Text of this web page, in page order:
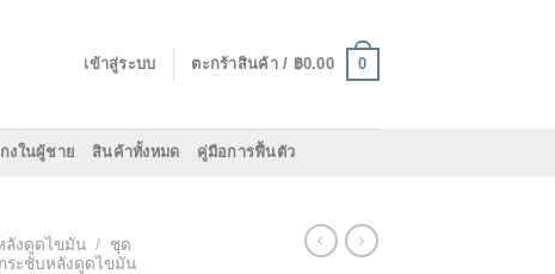
เข้าสู่ระบบ ตะกร้าสินค้า / ฿0.00 0
กงในผู้ชาย สินค้าทั้งหมด คู่มือการฟื้นตัว
ลังดูดไขมัน / ชุด
ระชับหลังดูดไขมัน